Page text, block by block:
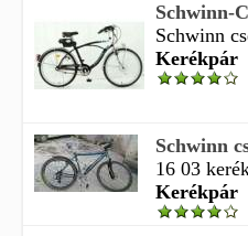
Schwinn-
Schwinn
Kerékpár
Schwinn
16 03
Kerékpár